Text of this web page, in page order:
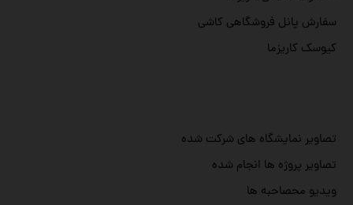
تصاویر نمایشگاه های شرکت شده
تصاویر پروژه ها انجام شده
ویدیو محصاحبه ها
سفارش پانل فروشگاهی کاشی
کیوسک کاریزما